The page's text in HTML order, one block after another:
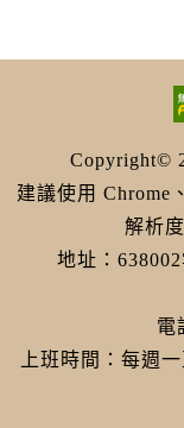
Copyright©
建議使用 Chrome
解析
地址：
電
上班時間：每週